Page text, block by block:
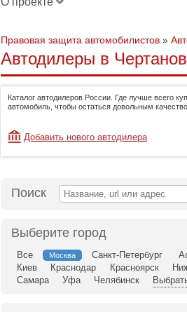
Правовая защита автомобилистов »
Автодилеры в
Каталог автодилеров России. Где лучше всего
автомобиль, чтобы остаться довольным
Добавить нового автодилера
Поиск
Выберите город
Все Москва Санкт-Петербург
Киев
Краснодар Красноярск
Самара
Уфа Челябинск